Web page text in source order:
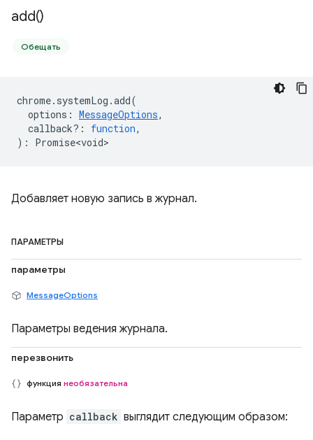
add()
Обещать
chrome. systemLog .add(
options : MessageOptions,
callback? : function,
) : Promise<void>
Добавляет новую запись в журнал.
ПАРАМЕТРЫ
параметры
MessageOptions
Параметры ведения журнала.
перезвонить
функция необязательна
Параметр callback выглядит следующим образом: